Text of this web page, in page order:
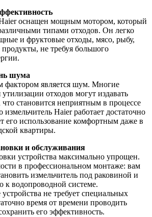
оснащен мощным мотором, который
типами отходов. Он легко
и фруктовые отходы, мясо, рыбу,
продукты, не требуя большого
шума
является шум. Многие
утилизации отходов могут издавать
что становится неприятным в процессе
Haier работает достаточно
его использование комфортным даже в
квартиры.
и обслуживания
устройства максимально упрощен.
в профессиональном монтаже: вам
измельчитель под раковиной и
к водопроводной системе.
не требует специальных
время от времени проводить
его эффективность.